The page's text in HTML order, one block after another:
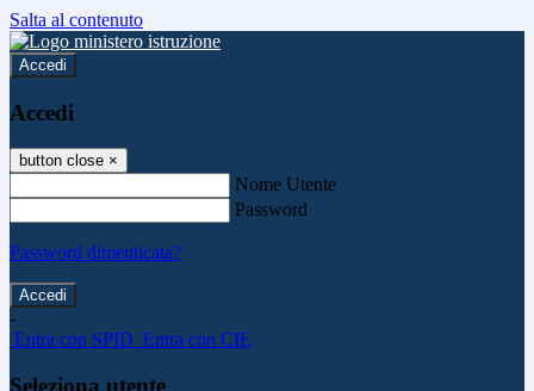
Salta al contenuto
Accedi
Accedi
button close ×
Nome Utente
Password
Password dimenticata?
-
Entra con SPID Entra con CIE
Seleziona utente